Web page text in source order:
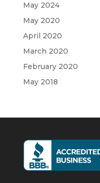
May 2024
May 2020
April 2020
March 2020
February 2020
May 2018